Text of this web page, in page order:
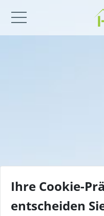
Ihre Cookie-
entscheiden